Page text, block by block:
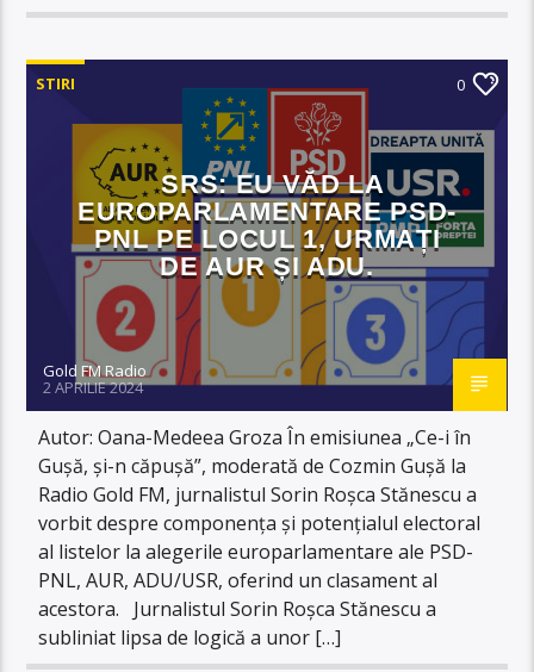
STIRI 0
SRS: EU VĂD LA
EUROPARLAMENTARE PSD-
PNL PE LOCUL 1, URMAȚI
DE AUR ȘI ADU.
Gold FM Radio
2 APRILIE 2024
Autor: Oana-Medeea Groza În emisiunea „Ce-i în
Gușă, și-n căpușă”, moderată de Cozmin Gușă la
Radio Gold FM, jurnalistul Sorin Roșca Stănescu a
vorbit despre componența și potențialul electoral
al listelor la alegerile europarlamentare ale PSD-
PNL, AUR, ADU/USR, oferind un clasament al
acestora. Jurnalistul Sorin Roșca Stănescu a
subliniat lipsa de logică a unor […]